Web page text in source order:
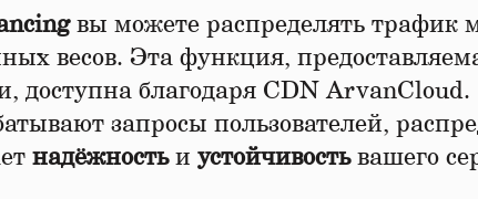
вы можете распределять трафик
весов. Эта функция,
доступна благодаря CDN ArvanCloud.
запросы пользователей,
надёжностьи устойчивостьвашего